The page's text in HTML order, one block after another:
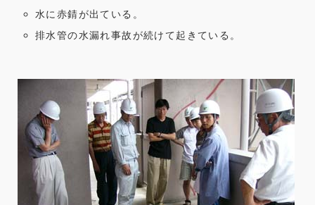
水に赤錆が出ている。
排水管の水漏れ事故が続けて起きている。